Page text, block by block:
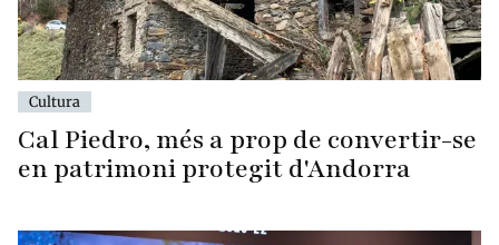
Cultura
Cal Piedro, més a prop de convertir-se
en patrimoni protegit d'Andorra